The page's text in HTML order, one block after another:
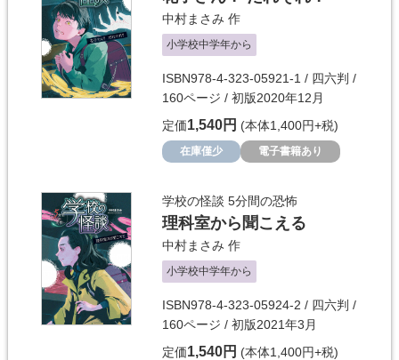
中村まさみ 作
小学校中学年から
ISBN978-4-323-05921-1 / 四六判 /
160ページ / 初版2020年12月
定価1,540円 (本体1,400円+税)
在庫僅少 電子書籍あり
学校の怪談 5分間の恐怖
理科室から聞こえる
中村まさみ 作
小学校中学年から
ISBN978-4-323-05924-2 / 四六判 /
160ページ / 初版2021年3月
定価1,540円 (本体1,400円+税)